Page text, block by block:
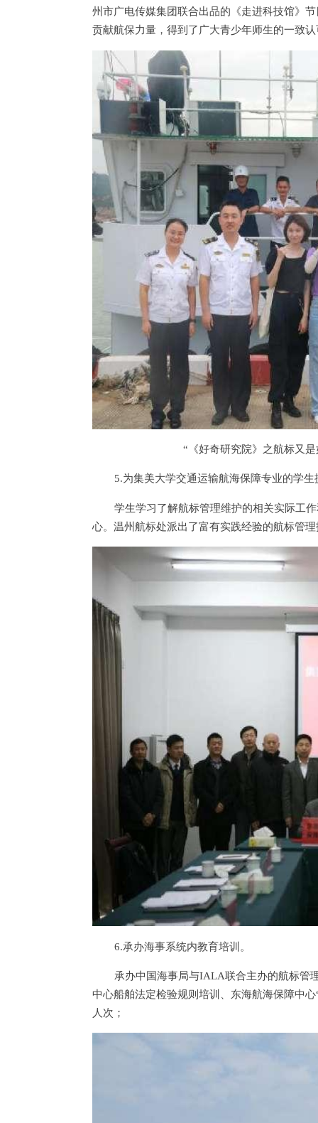
州市广电传媒集团联合出品的《走进科技馆》
贡献航保力量，得到了广大青少年师生的一致
“《好奇研究院》之航标又
5.为集美大学交通运输航海保障专业的学生
学生学习了解航标管理维护的相关实际工
心。温州航标处派出了富有实践经验的航标管
6.承办海事系统内教育培训。
承办中国海事局与IALA联合主办的航标管
中心船舶法定检验规则培训、东海航海保障中
人次；